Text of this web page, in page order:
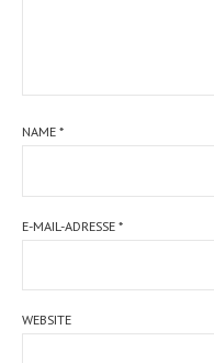
NAME*
E-MAIL-ADRESSE*
WEBSITE